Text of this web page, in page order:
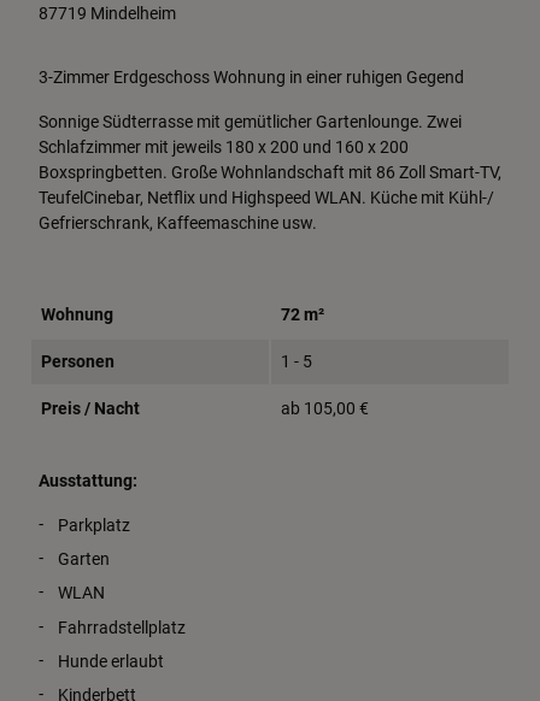
3-Zimmer Erdgeschoss Wohnung in einer ruhigen Gegend
Sonnige Südterrasse mit gemütlicher Gartenlounge. Zwei
Schlafzimmer mit jeweils 180 x 200 und 160 x 200
Boxspringbetten. Große Wohnlandschaft mit 86 Zoll Smart-TV,
TeufelCinebar, Netflix und Highspeed WLAN. Küche mit Kühl-/
Gefrierschrank, Kaffeemaschine usw.
Wohnung 72 m²
Personen 1 - 5
Preis / Nacht ab 105,00 €
Ausstattung:
Parkplatz
Garten
WLAN
Fahrradstellplatz
Hunde erlaubt
Kinderbett
87719 Mindelheim